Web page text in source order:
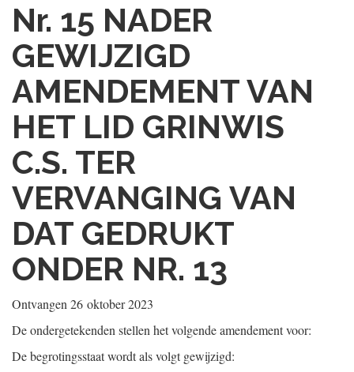
Nr. 15 NADER
GEWIJZIGD
AMENDEMENT VAN
HET LID GRINWIS
C.S. TER
VERVANGING VAN
DAT GEDRUKT
ONDER NR. 13
Ontvangen 26 oktober 2023
De ondergetekenden stellen het volgende amendement voor:
De begrotingsstaat wordt als volgt gewijzigd: